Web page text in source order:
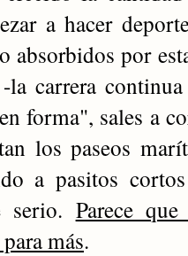
a hacer
absorbidos por
la carrera
forma", sales a
los paseos
a pasitos
serio. Parece
más.